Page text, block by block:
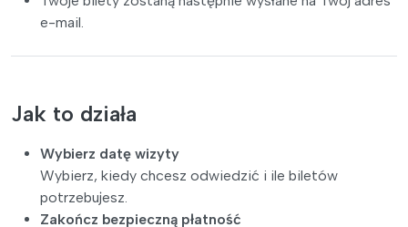
e-mail.
Jak to działa
Wybierz datę wizyty
Wybierz, kiedy chcesz odwiedzić i ile biletów
potrzebujesz.
Zakończ bezpieczną płatność